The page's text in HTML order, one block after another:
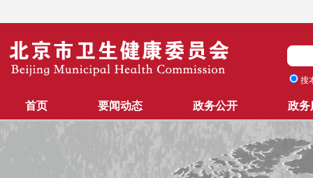
搜
首页 要闻动态 政务公开 政务